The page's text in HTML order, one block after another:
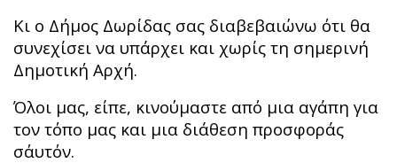
Κι ο Δήμος Δωρίδας σας διαβεβαιώνω ότι θα
συνεχίσει να υπάρχει και χωρίς τη σημερινή
Δημοτική Αρχή.
Όλοι μας, είπε, κινούμαστε από μια αγάπη για
τον τόπο μας και μια διάθεση προσφοράς
σ΄αυτόν.